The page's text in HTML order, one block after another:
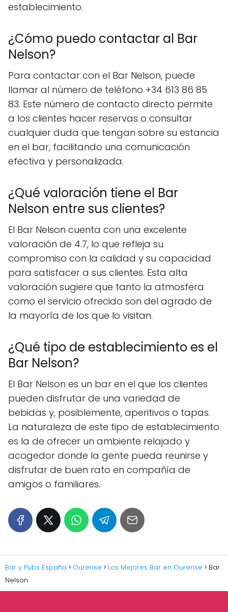
establecimiento.
¿Cómo puedo contactar al Bar
Nelson?
Para contactar con el Bar Nelson, puede
llamar al número de teléfono +34 613 86 85
83. Este número de contacto directo permite
a los clientes hacer reservas o consultar
cualquier duda que tengan sobre su estancia
en el bar, facilitando una comunicación
efectiva y personalizada.
¿Qué valoración tiene el Bar
Nelson entre sus clientes?
El Bar Nelson cuenta con una excelente
valoración de 4.7, lo que refleja su
compromiso con la calidad y su capacidad
para satisfacer a sus clientes. Esta alta
valoración sugiere que tanto la atmosfera
como el servicio ofrecido son del agrado de
la mayoría de los que lo visitan.
¿Qué tipo de establecimiento es el
Bar Nelson?
El Bar Nelson es un bar en el que los clientes
pueden disfrutar de una variedad de
bebidas y, posiblemente, aperitivos o tapas.
La naturaleza de este tipo de establecimiento
es la de ofrecer un ambiente relajado y
acogedor donde la gente pueda reunirse y
disfrutar de buen rato en compañía de
amigos o familiares.
Bar y Pubs España Ourense Los Mejores Bar en Ourense
Bar
Nelson